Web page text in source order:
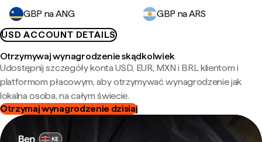
GBP na ANG
GBP na ARS
USD ACCOUNT DETAILS
Otrzymywaj wynagrodzenie skądkolwiek
Udostępnij szczegóły konta USD, EUR, MXN i BRL klientom i
platformom płacowym, aby otrzymywać wynagrodzenie jak
lokalna osoba, na całym świecie.
Otrzymaj wynagrodzenie dzisiaj